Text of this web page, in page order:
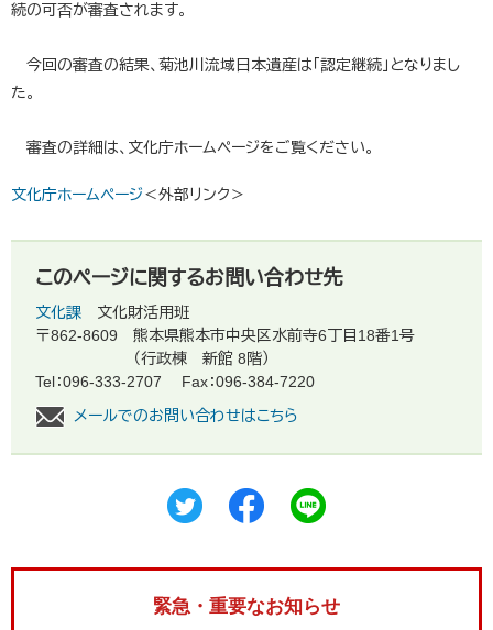
続の可否が審査されます。
今回の審査の結果、菊池川流域日本遺産は「認定継続」となりまし
た。
審査の詳細は、文化庁ホームページをご覧ください。
文化庁ホームページ＜外部リンク＞
このページに関するお問い合わせ先
文化課
文化財活用班
〒862-8609
熊本県熊本市中央区水前寺6丁目18番1号
（行政棟 新館 8階）
Tel：096-333-2707
Fax：096-384-7220
メールでのお問い合わせはこちら
緊急・重要なお知らせ